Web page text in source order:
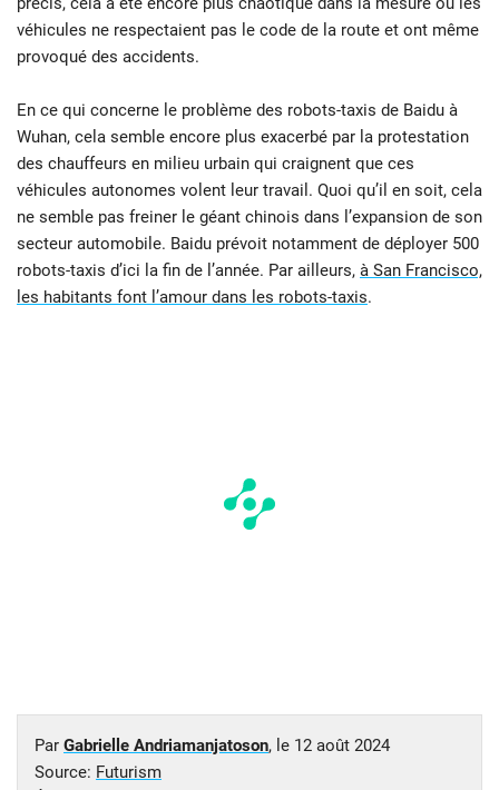
véhicules ne respectaient pas le code de la route et ont même
provoqué des accidents.
En ce qui concerne le problème des robots-taxis de Baidu à
Wuhan, cela semble encore plus exacerbé par la protestation
des chauffeurs en milieu urbain qui craignent que ces
véhicules autonomes volent leur travail. Quoi qu’il en soit, cela
ne semble pas freiner le géant chinois dans l’expansion de son
secteur automobile. Baidu prévoit notamment de déployer 500
robots-taxis d’ici la fin de l’année. Par ailleurs, à San Francisco,
les habitants font l’amour dans les robots-taxis.
Par Gabrielle Andriamanjatoson, le 12 août 2024
Source: Futurism